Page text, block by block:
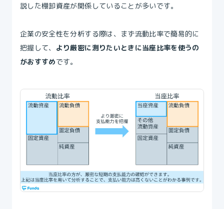
説した棚卸資産が関係していることが多いです。
企業の安全性を分析する際は、まず流動比率で簡易的に
把握して、 より厳密に測りたいときに当座比率を使うの
がおすすめです。